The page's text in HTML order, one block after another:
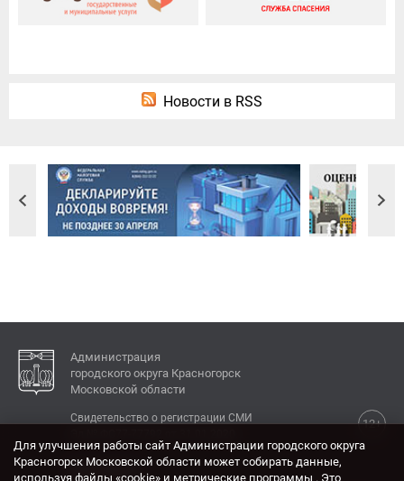
Новости в RSS
Администрация
городского округа Красногорск
Московской области
12+
Свидетельство о регистрации СМИ
КОНТАКТЫ
Для улучшения работы сайт Администрации городского округа
Красногорск Московской области может собирать данные,
используя файлы «cookie» и метрические программы . Это